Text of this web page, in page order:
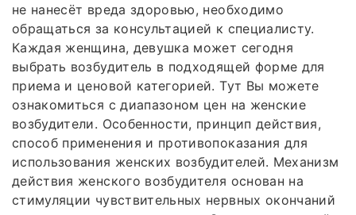
не нанесёт вреда здоровью, необходимо
обращаться за консультацией к специалисту.
Каждая женщина, девушка может сегодня
выбрать возбудитель в подходящей форме для
приема и ценовой категорией. Тут Вы можете
ознакомиться с диапазоном цен на женские
возбудители. Особенности, принцип действия,
способ применения и противопоказания для
использования женских возбудителей. Механизм
действия женского возбудителя основан на
стимуляции чувствительных нервных окончаний